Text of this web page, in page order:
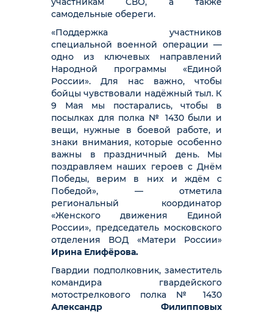
самодельные обереги.
«Поддержка участников
специальной военной операции —
одно из ключевых направлений
Народной программы «Единой
России». Для нас важно, чтобы
бойцы чувствовали надёжный тыл. К
9 Мая мы постарались, чтобы в
посылках для полка № 1430 были и
вещи, нужные в боевой работе, и
знаки внимания, которые особенно
важны в праздничный день. Мы
поздравляем наших героев с Днём
Победы, верим в них и ждём с
Победой», — отметила
региональный координатор
«Женского движения Единой
России», председатель московского
отделения ВОД «Матери России»
Ирина Елифёрова.
Гвардии подполковник, заместитель
командира гвардейского
мотострелкового полка № 1430
Александр Филипповых